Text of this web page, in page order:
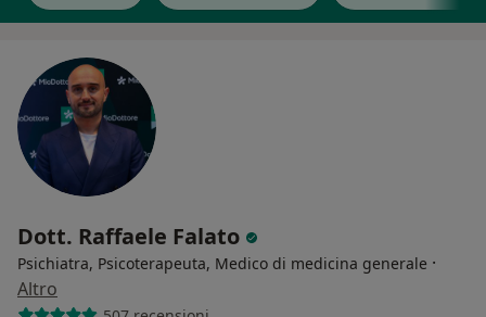
Dott. Raffaele Falato
Psichiatra, Psicoterapeuta, Medico di medicina generale ·
Altro